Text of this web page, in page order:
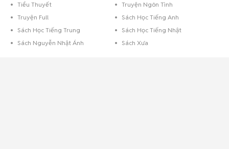
Tiểu Thuyết
Truyện Ngôn Tình
Truyện Full
Sách Học Tiếng Anh
Sách Học Tiếng Trung
Sách Học Tiếng Nhật
Sách Nguyễn Nhật Ánh
Sách Xưa